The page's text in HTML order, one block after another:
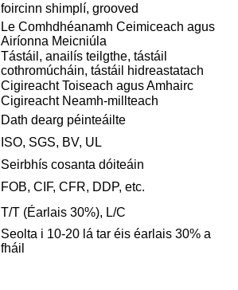
foircinn shimplí, grooved
Le Comhdhéanamh Ceimiceach agus
Airíonna Meicniúla
Tástáil, anailís teilgthe, tástáil
cothromúcháin, tástáil hidreastatach
Cigireacht Toiseach agus Amhairc
Cigireacht Neamh-millteach
Dath dearg péinteáilte
ISO, SGS, BV, UL
Seirbhís cosanta dóiteáin
FOB, CIF, CFR, DDP, etc.
T/T (Éarlais 30%), L/C
Seolta i 10-20 lá tar éis éarlais 30% a
fháil